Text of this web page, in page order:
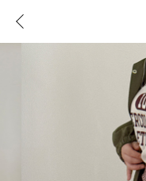
로그인
리뷰 & 혜택